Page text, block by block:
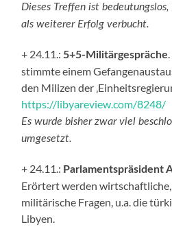
Dieses Treffen ist
als weiterer Erfolg verbucht.
+ 24.11.: 5+5-Militärgespräche
stimmte einem
den Milizen der
https://libyareview.com/8248/
Es wurde bisher zwar viel
umgesetzt.
+ 24.11.: Parlamentspräsident
Erörtert werden
militärische Fragen, u.a. die
Libyen.